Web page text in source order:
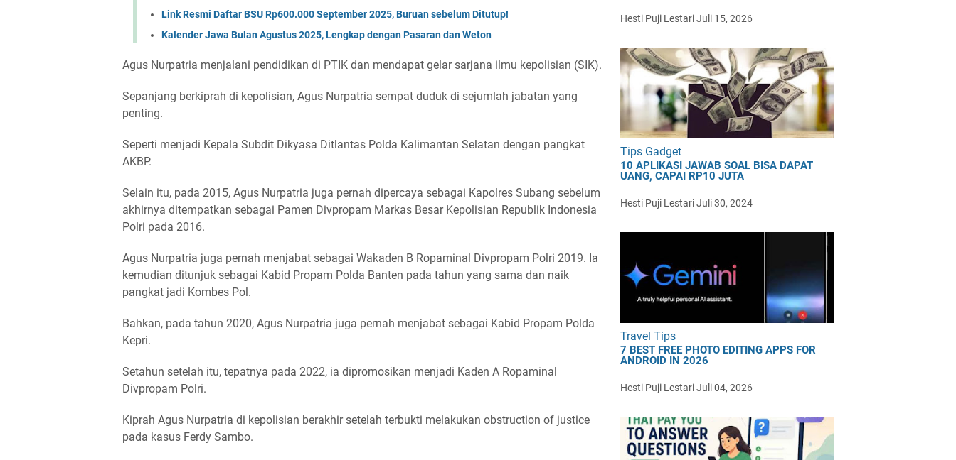
Link Resmi Daftar BSU Rp600.000 September 2025, Buruan sebelum Ditutup!
Kalender Jawa Bulan Agustus 2025, Lengkap dengan Pasaran dan Weton
Agus Nurpatria menjalani pendidikan di PTIK dan mendapat gelar sarjana ilmu kepolisian (SIK).
Sepanjang berkiprah di kepolisian, Agus Nurpatria sempat duduk di sejumlah jabatan yang
penting.
Seperti menjadi Kepala Subdit Dikyasa Ditlantas Polda Kalimantan Selatan dengan pangkat
AKBP.
Selain itu, pada 2015, Agus Nurpatria juga pernah dipercaya sebagai Kapolres Subang sebelum
akhirnya ditempatkan sebagai Pamen Divpropam Markas Besar Kepolisian Republik Indonesia
Polri pada 2016.
Agus Nurpatria juga pernah menjabat sebagai Wakaden B Ropaminal Divpropam Polri 2019. Ia
kemudian ditunjuk sebagai Kabid Propam Polda Banten pada tahun yang sama dan naik
pangkat jadi Kombes Pol.
Bahkan, pada tahun 2020, Agus Nurpatria juga pernah menjabat sebagai Kabid Propam Polda
Kepri.
Setahun setelah itu, tepatnya pada 2022, ia dipromosikan menjadi Kaden A Ropaminal
Divpropam Polri.
Kiprah Agus Nurpatria di kepolisian berakhir setelah terbukti melakukan obstruction of justice
pada kasus Ferdy Sambo.
Hesti Puji LestariJuli 15, 2026
Tips Gadget
10 APLIKASI JAWAB SOAL BISA DAPAT
UANG, CAPAI RP10 JUTA
Hesti Puji LestariJuli 30, 2024
Travel Tips
7 BEST FREE PHOTO EDITING APPS FOR
ANDROID IN 2026
Hesti Puji LestariJuli 04, 2026